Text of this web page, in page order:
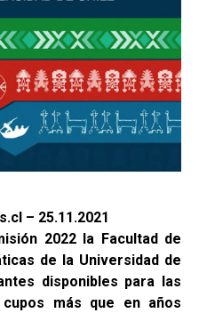
– 25.11.2021
2022 la Facultad de
de la Universidad de
disponibles para las
más que en años